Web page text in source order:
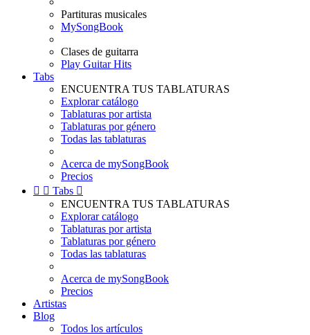
Partituras musicales
MySongBook
Clases de guitarra
Play Guitar Hits
Tabs
ENCUENTRA TUS TABLATURAS
Explorar catálogo
Tablaturas por artista
Tablaturas por género
Todas las tablaturas
Acerca de mySongBook
Precios
  Tabs 
ENCUENTRA TUS TABLATURAS
Explorar catálogo
Tablaturas por artista
Tablaturas por género
Todas las tablaturas
Acerca de mySongBook
Precios
Artistas
Blog
Todos los artículos